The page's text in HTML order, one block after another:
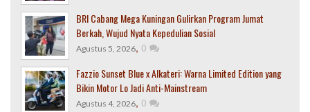
BRI Cabang Mega Kuningan Gulirkan Program Jumat
Berkah, Wujud Nyata Kepedulian Sosial
Agustus 5, 2026, 0
Fazzio Sunset Blue x Alkateri: Warna Limited Edition yang
Bikin Motor Lo Jadi Anti-Mainstream
Agustus 4, 2026, 0